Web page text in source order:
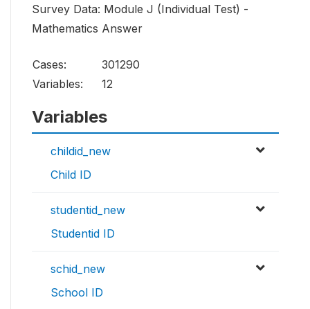
Survey Data: Module J (Individual Test) -
Mathematics Answer
Cases:
301290
Variables:
12
Variables
childid_new
Child ID
studentid_new
Studentid ID
schid_new
School ID